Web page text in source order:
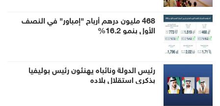
468 مليون درهم أرباح "إمباور" في النصف
الأول بنمو 16.2%
رئيس الدولة ونائباه يهنئون رئيس بوليفيا
بذكرى استقلال بلاده